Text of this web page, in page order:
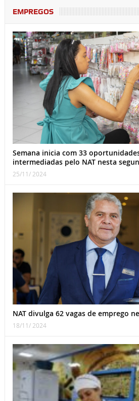
EMPREGOS
Semana inicia com 33
intermediadas pelo NAT nesta
25/11/ 2024
NAT divulga 62 vagas de emprego
18/11/ 2024